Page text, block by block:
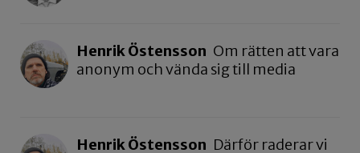
Henrik Östensson Om rätten att vara
anonym och vända sig till media
Henrik Östensson Därför raderar vi